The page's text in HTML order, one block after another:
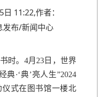
11:22,作者：
发布/新闻中心
时。4月23日，世界
·‘典’亮人生”2024
式在图书馆一楼北